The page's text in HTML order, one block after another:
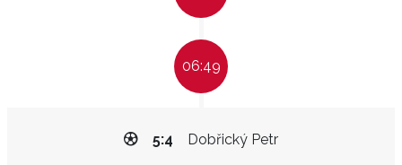
06:49
Dobřický Petr
5:4